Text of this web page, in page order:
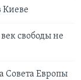
Киеве
свободы не
Совета Европы